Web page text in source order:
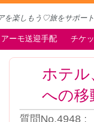
を楽しもう♡旅をサポート
アーモ送迎手配 チケ
ホテ
への移
質問No.4948